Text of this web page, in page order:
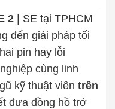
Ép kính Thay camera
Thay vỏ Thay chân sạc
main Unlock - Mở Khoá
Samsung Màn hình Oppo
2 | SE tại TPHCM
đến giải pháp tối
pin hay lỗi
cùng linh
kỹ thuật viên trên
đưa đồng hồ trở